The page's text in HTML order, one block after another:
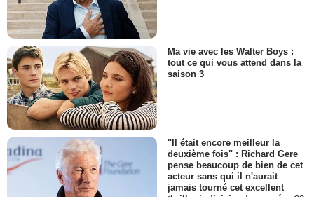
Ma vie avec les Walter Boys :
tout ce qui vous attend dans la
saison 3
"Il était encore meilleur la
deuxième fois" : Richard Gere
pense beaucoup de bien de cet
acteur sans qui il n'aurait
jamais tourné cet excellent